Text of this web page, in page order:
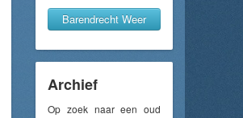
Barendrecht Weer
Archief
Op zoek naar een oud